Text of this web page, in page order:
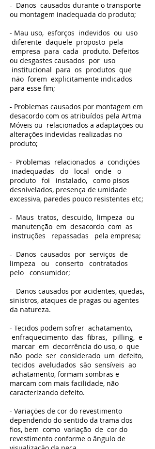
- Danos causados durante o transporte
ou montagem inadequada do produto;
- Mau uso, esforços indevidos ou uso
diferente daquele proposto pela
empresa para cada produto. Defeitos
ou desgastes causados por uso
institucional para os produtos que
não forem explicitamente indicados
para esse fim;
- Problemas causados por montagem em
desacordo com os atribuídos pela Artma
Móveis ou relacionados a adaptações ou
alterações indevidas realizadas no
produto;
- Problemas relacionados a condições
inadequadas do local onde o
produto foi instalado, como pisos
desnivelados, presença de umidade
excessiva, paredes pouco resistentes etc;
- Maus tratos, descuido, limpeza ou
manutenção em desacordo com as
instruções repassadas pela empresa;
- Danos causados por serviços de
limpeza ou conserto contratados
pelo consumidor;
- Danos causados por acidentes, quedas,
sinistros, ataques de pragas ou agentes
da natureza.
- Tecidos podem sofrer achatamento,
enfraquecimento das fibras, pilling, e
marcar em decorrência do uso, o que
não pode ser considerado um defeito,
tecidos aveludados são sensíveis ao
achatamento, formam sombras e
marcam com mais facilidade, não
caracterizando defeito.
- Variações de cor do revestimento
dependendo do sentido da trama dos
fios, bem como variação de cor do
revestimento conforme o ângulo de